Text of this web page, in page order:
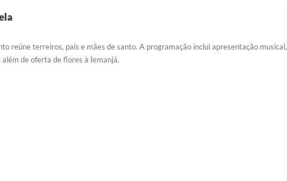
reúne terreiros, pais e mães de santo. A programação inclui apresentação musical,
de oferta de flores à Iemanjá.